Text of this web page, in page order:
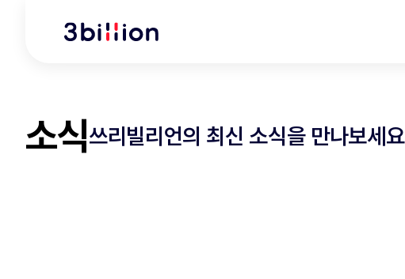
소식쓰리빌리언의 최신 소식을 만나보세